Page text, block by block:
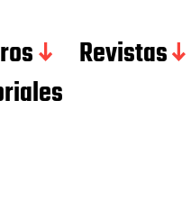
Revistas